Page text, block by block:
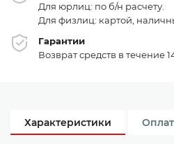
Для юрлиц: по б/н расчету.
Для физлиц: картой,
Гарантии
Возврат средств в течение
Характеристики